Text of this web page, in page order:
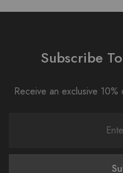
Subscribe
Receive an exclusive